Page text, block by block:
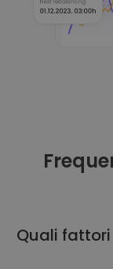
Quali fattori